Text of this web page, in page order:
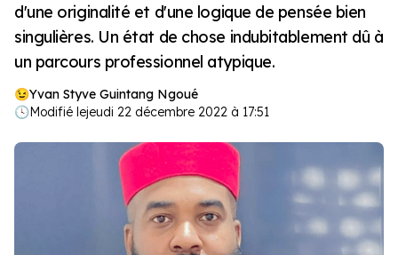
d'une originalité et d'une logique de pensée bien
singulières. Un état de chose indubitablement dû à
un parcours professionnel atypique.
Yvan Styve Guintang Ngoué
🕓Modifié lejeudi 22 décembre 2022 à 17:51